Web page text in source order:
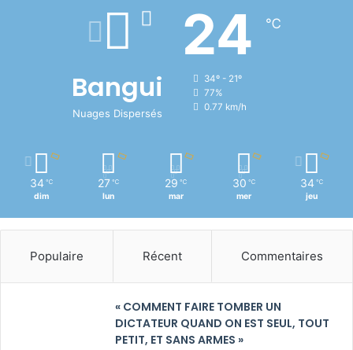
Bangui
Nuages Dispersés
24 ℃
34º - 21º
77%
0.77 km/h
34 ℃
dim
27 ℃
lun
29 ℃
mar
30 ℃
mer
34 ℃
jeu
Populaire Récent Commentaires
« COMMENT FAIRE TOMBER UN
DICTATEUR QUAND ON EST SEUL, TOUT
PETIT, ET SANS ARMES »